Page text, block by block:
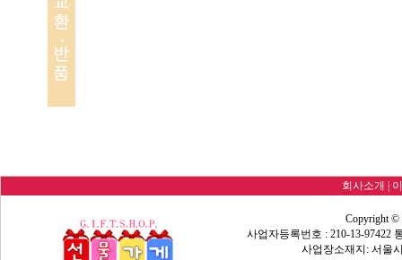
회사소개
Copyright ©
사업자등록번호 : 210-13-97422
사업장소재지: 서울